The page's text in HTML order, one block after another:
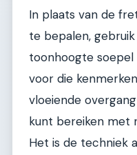
In plaats van de
te bepalen,
toonhoogte
voor die
vloeiende
kunt bereiken met
Het is de techniek